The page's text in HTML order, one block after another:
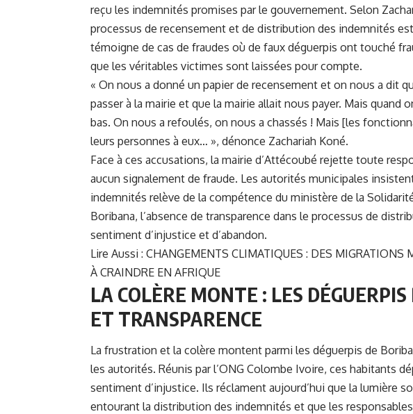
reçu les indemnités promises par le gouvernement. Selon
processus de recensement et de distribution des indemnités
témoigne de cas de fraudes où de faux déguerpis ont touché
que les véritables victimes sont laissées pour compte.
« On nous a donné un papier de recensement et on nous a dit
passer à la mairie et que la mairie allait nous payer. Mais quand
bas. On nous a refoulés, on nous a chassés ! Mais [les
leurs personnes à eux… », dénonce Zachariah Koné.
Face à ces accusations, la mairie d’Attécoubé rejette toute
aucun signalement de fraude. Les autorités municipales
indemnités relève de la compétence du ministère de la
Boribana, l’absence de transparence dans le processus de
sentiment d’injustice et d’abandon.
Lire Aussi : CHANGEMENTS CLIMATIQUES : DES MIGRATIONS
À CRAINDRE EN AFRIQUE
LA COLÈRE MONTE : LES
ET TRANSPARENCE
La frustration et la colère montent parmi les déguerpis de
les autorités. Réunis par l’ONG Colombe Ivoire, ces habitants
sentiment d’injustice. Ils réclament aujourd’hui que la lumière
entourant la distribution des indemnités et que les